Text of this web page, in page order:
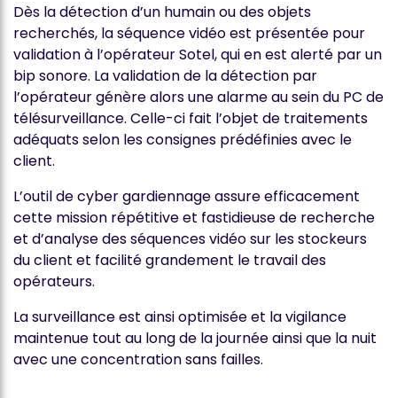
Dès la détection d’un humain ou des objets
recherchés, la séquence vidéo est présentée pour
validation à l’opérateur Sotel, qui en est alerté par un
bip sonore. La validation de la détection par
l’opérateur génère alors une alarme au sein du PC de
télésurveillance. Celle-ci fait l’objet de traitements
adéquats selon les consignes prédéfinies avec le
client.
L’outil de cyber gardiennage assure efficacement
cette mission répétitive et fastidieuse de recherche
et d’analyse des séquences vidéo sur les stockeurs
du client et facilité grandement le travail des
opérateurs.
La surveillance est ainsi optimisée et la vigilance
maintenue tout au long de la journée ainsi que la nuit
avec une concentration sans failles.